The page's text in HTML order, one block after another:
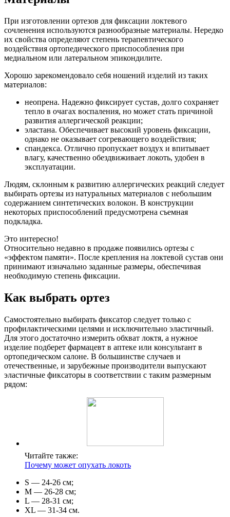
При изготовлении ортезов для фиксации локтевого
сочленения используются разнообразные материалы. Нередко
их свойства определяют степень терапевтического
воздействия ортопедического приспособления при
медиальном или латеральном эпикондилите.
Хорошо зарекомендовало себя ношений изделий из таких
материалов:
неопрена. Надежно фиксирует сустав, долго сохраняет
тепло в очагах воспаления, но может стать причиной
развития аллергической реакции;
эластана. Обеспечивает высокий уровень фиксации,
однако не оказывает согревающего воздействия;
спандекса. Отлично пропускает воздух и впитывает
влагу, качественно обездвиживает локоть, удобен в
эксплуатации.
Людям, склонным к развитию аллергических реакций следует
выбирать ортезы из натуральных материалов с небольшим
содержанием синтетических волокон. В конструкции
некоторых приспособлений предусмотрена съемная
подкладка.
Это интересно!
Относительно недавно в продаже появились ортезы с
«эффектом памяти». После крепления на локтевой сустав они
принимают изначально заданные размеры, обеспечивая
необходимую степень фиксации.
Как выбрать ортез
Самостоятельно выбирать фиксатор следует только с
профилактическими целями и исключительно эластичный.
Для этого достаточно измерить обхват локтя, а нужное
изделие подберет фармацевт в аптеке или консультант в
ортопедическом салоне. В большинстве случаев и
отечественные, и зарубежные производители выпускают
эластичные фиксаторы в соответствии с таким размерным
рядом:
Читайте также:
Почему может опухать локоть
S — 24-26 см;
M — 26-28 см;
L — 28-31 см;
XL — 31-34 см.